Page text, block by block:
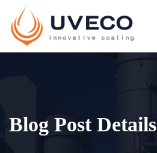
Blog Post Details